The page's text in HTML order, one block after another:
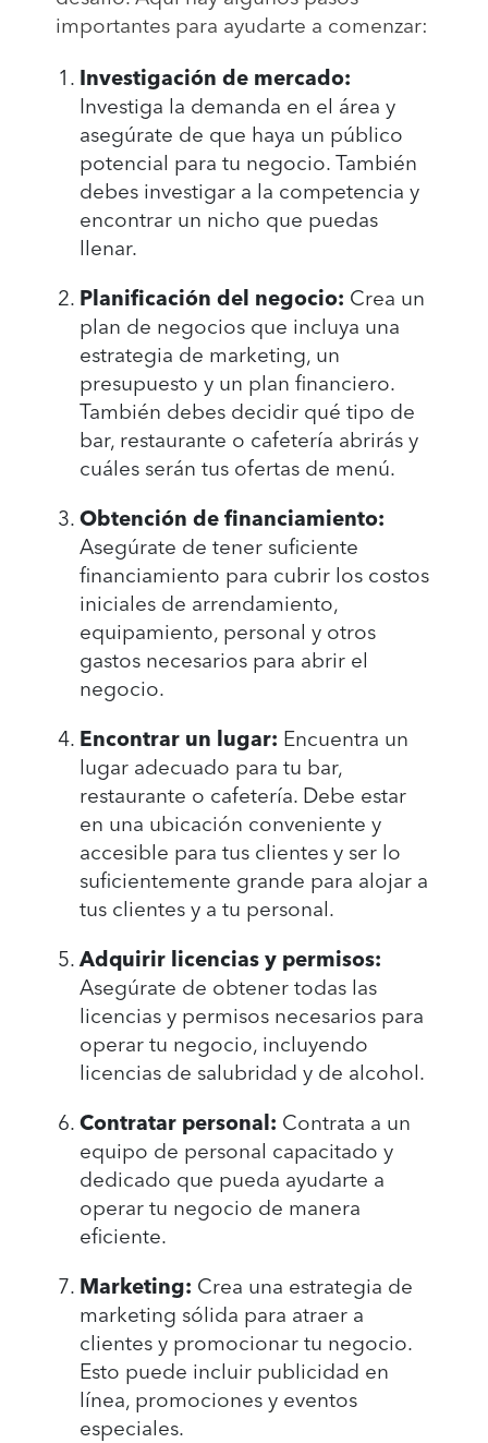
importantes para ayudarte a comenzar:
Investigación de mercado:
Investiga la demanda en el área y
asegúrate de que haya un público
potencial para tu negocio. También
debes investigar a la competencia y
encontrar un nicho que puedas
llenar.
Planificación del negocio: Crea un
plan de negocios que incluya una
estrategia de marketing, un
presupuesto y un plan financiero.
También debes decidir qué tipo de
bar, restaurante o cafetería abrirás y
cuáles serán tus ofertas de menú.
Obtención de financiamiento:
Asegúrate de tener suficiente
financiamiento para cubrir los costos
iniciales de arrendamiento,
equipamiento, personal y otros
gastos necesarios para abrir el
negocio.
Encontrar un lugar: Encuentra un
lugar adecuado para tu bar,
restaurante o cafetería. Debe estar
en una ubicación conveniente y
accesible para tus clientes y ser lo
suficientemente grande para alojar a
tus clientes y a tu personal.
Adquirir licencias y permisos:
Asegúrate de obtener todas las
licencias y permisos necesarios para
operar tu negocio, incluyendo
licencias de salubridad y de alcohol.
Contratar personal: Contrata a un
equipo de personal capacitado y
dedicado que pueda ayudarte a
operar tu negocio de manera
eficiente.
Marketing: Crea una estrategia de
marketing sólida para atraer a
clientes y promocionar tu negocio.
Esto puede incluir publicidad en
línea, promociones y eventos
especiales.